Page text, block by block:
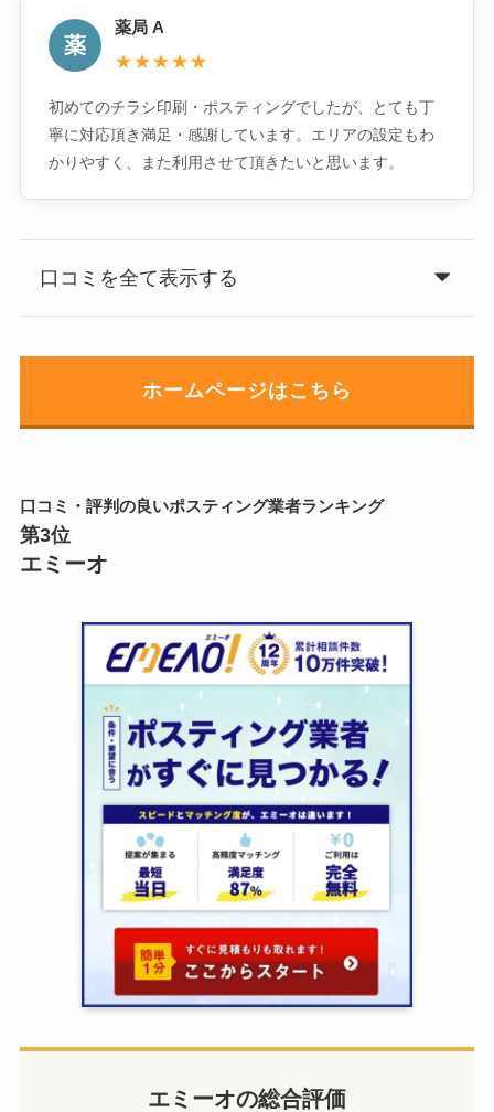
薬
薬局 A
★★★★★
初めてのチラシ印刷・ポスティングでしたが、とても丁
寧に対応頂き満足・感謝しています。エリアの設定もわ
かりやすく、また利用させて頂きたいと思います。
口コミを全て表示する
ホームページはこちら
口コミ・評判の良いポスティング業者ランキング
第3位
エミーオ
エミーオの総合評価